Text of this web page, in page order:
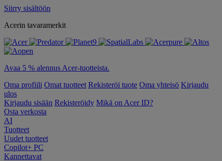
Siirry sisältöön
Acerin tavaramerkit
Avaa 5 % alennus Acer-tuotteista.
Oma profiili Omat tuotteet Rekisteröi tuote Oma yhteisö Kirjaudu
ulos
Kirjaudu sisään Rekisteröidy Mikä on Acer ID?
Osta verkosta
AI
Tuotteet
Uudet tuotteet
Copilot+ PC
Kannettavat